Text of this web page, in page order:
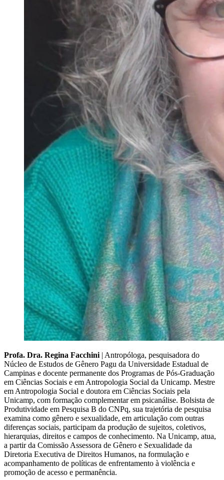
Profa. Dra. Regina Facchini | Antropóloga, pesquisadora do
Núcleo de Estudos de Gênero Pagu da Universidade Estadual de
Campinas e docente permanente dos Programas de Pós-Graduação
em Ciências Sociais e em Antropologia Social da Unicamp. Mestre
em Antropologia Social e doutora em Ciências Sociais pela
Unicamp, com formação complementar em psicanálise. Bolsista de
Produtividade em Pesquisa B do CNPq, sua trajetória de pesquisa
examina como gênero e sexualidade, em articulação com outras
diferenças sociais, participam da produção de sujeitos, coletivos,
hierarquias, direitos e campos de conhecimento. Na Unicamp, atua,
a partir da Comissão Assessora de Gênero e Sexualidade da
Diretoria Executiva de Direitos Humanos, na formulação e
acompanhamento de políticas de enfrentamento à violência e
promoção de acesso e permanência.